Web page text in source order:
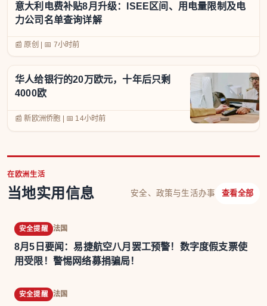
意大利电费补贴8月升级：ISEE区间、用电量限制及电
力公司名单查询详解
📰 原创 📅 7小时前
华人给银行的20万欧元，十年后只剩
4000欧
📰 新欧洲侨胞 📅 14小时前
在欧洲生活
当地实用信息 安全、政策与生活办事 查看全部
安全提醒 法国
8月5日要闻：易捷航空八月罢工预警！数字度假支票使
用受限！警惕网络募捐骗局！
安全提醒 法国